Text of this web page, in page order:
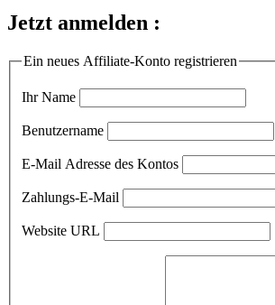
Jetzt anmelden :
Ein neues Affiliate-Konto registrieren
Ihr Name
Benutzername
E-Mail Adresse des Kontos
Zahlungs-E-Mail
Website URL